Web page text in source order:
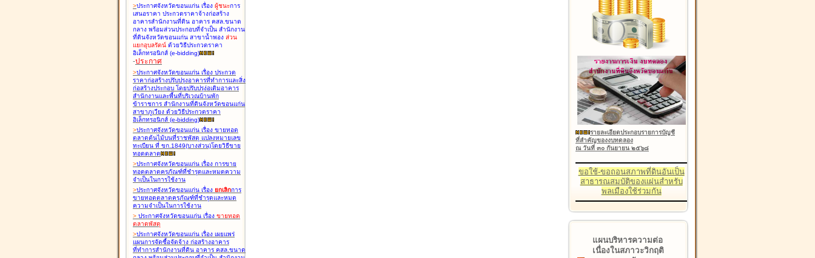
>ประกาศจังหวัดขอนแก่น เรื่อง ผู้ชนะการ
เสนอราคา ประกวดราคาจ้างก่อสร้าง
อาคารสำนักงานที่ดิน อาคาร คสล.ขนาด
กลาง พร้อมส่วนประกอบที่จำเป็น สำนักงาน
ที่ดินจังหวัดขอนแก่น สาขาน้ำพอง ส่วน
แยกอุบลรัตน์ ด้วยวิธีประกวดราคา
อิเล็กทรอนิกส์ (e-bidding)
-ประกาศ
>ประกาศจังหวัดขอนแก่น เรื่อง ประกวด
ราคาก่อสร้างปรับปรุงอาคารที่ทำการและสิ่ง
ก่อสร้างประกอบ โดยปรับปรุง่อเติมอาคาร
สำนักงานและพื้นที่บริเวณบ้านพัก
ข้าราชการ สำนักงานที่ดินจังหวัดขอนแก่น
สาขาภูเวียง ด้วยวิธีประกวดราคา
อิเล็กทรอนิกส์ (e-bidding)
>ประกาศจังหวัดขอนแก่น เรื่อง ขายทอด
ตลาดต้นไม้บนที่ราชพัสดุ แปลงหมายเลข
ทะเบียน ที่ ขก.1849(บางส่วน)โดยวิธีขาย
ทอดตลาด
>ประกาศจังหวัดขอนแก่น เรื่อง การขาย
ทอดตลาดครุภัณฑ์ที่ชำรุดและหมดความ
จำเป็นในการใช้งาน
>ประกาศจังหวัดขอนแก่น เรื่อง ยกเลิกการ
ขายทอดตลาดครุภัณฑ์ที่ชำรุดและหมด
ความจำเป็นในการใช้งาน
> ประกาศจังหวัดขอนแก่น เรื่อง ขายทอด
ตลาดพัสดุ
>ประกาศจังหวัดขอนแก่น เรื่อง เผยแพร่
แผนการจัดซื้อจัดจ้าง ก่อสร้างอาคาร
ที่ทำการสำนักงานที่ดิน อาคาร คสล.ขนาด
รายละเอียดประกอบรายการบัญชี
ที่สำคัญของงบทดลอง
ณ วันที่ ๓๐ กันยายน ๒๕๖๘
ขอใช้-ขอถอนสภาพที่ดินอันเป็น
สาธารณสมบัติของแผ่นสำหรับ
พลเมืองใช้ร่วมกัน
แผนบริหารความต่อ
เนื่องในสภาวะวิกฤติ